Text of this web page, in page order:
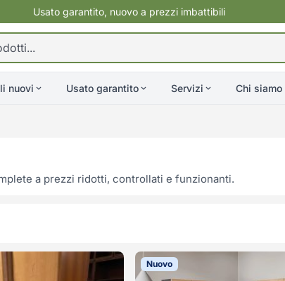
Usato garantito, nuovo a prezzi imbattibili
nuovi Usato garantito Servizi Chi siamo
a prezzi ridotti, controllati e funzionanti.
Nuovo